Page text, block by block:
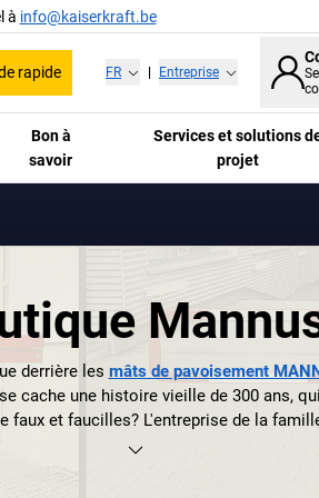
à info@kaiserkraft.be
rapide FR Entreprise
Se
Bon à
savoir
Services et solutions
projet
derrière les mâts de pavoisement
se cache une histoire vieille de 300 ans,
faux et faucilles? L'entreprise de la
à Gevelsberg dans le sud de la région de la